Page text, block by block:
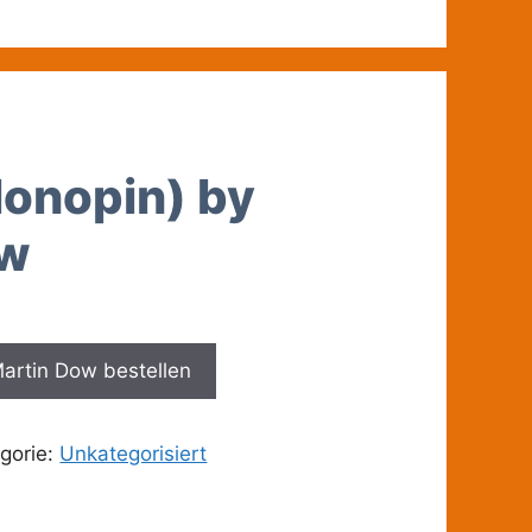
by
Dow bestellen
Unkategorisiert